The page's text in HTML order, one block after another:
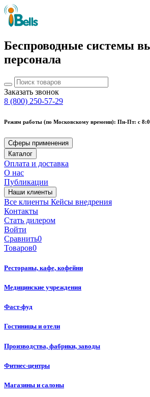
Беспроводные системы
персонала
Заказать звонок
8 (800) 250-57-29
Режим работы (по Московскому времени): Пн-Пт: с
Сферы применения
Каталог
Оплата и доставка
О нас
Публикации
Наши клиенты
Все клиенты Кейсы внедрения
Контакты
Стать дилером
Войти
Сравнить0
Товаров0
Рестораны, кафе, кофейни
Медицинские учреждения
Фаст-фуд
Гостиницы и отели
Производства, фабрики, заводы
Фитнес-центры
Магазины и салоны